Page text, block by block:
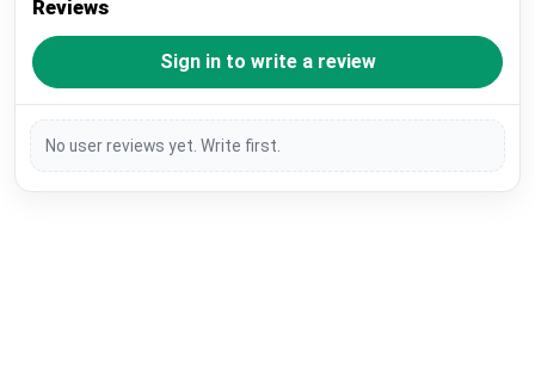
Reviews
Sign in to write a review
No user reviews yet. Write first.